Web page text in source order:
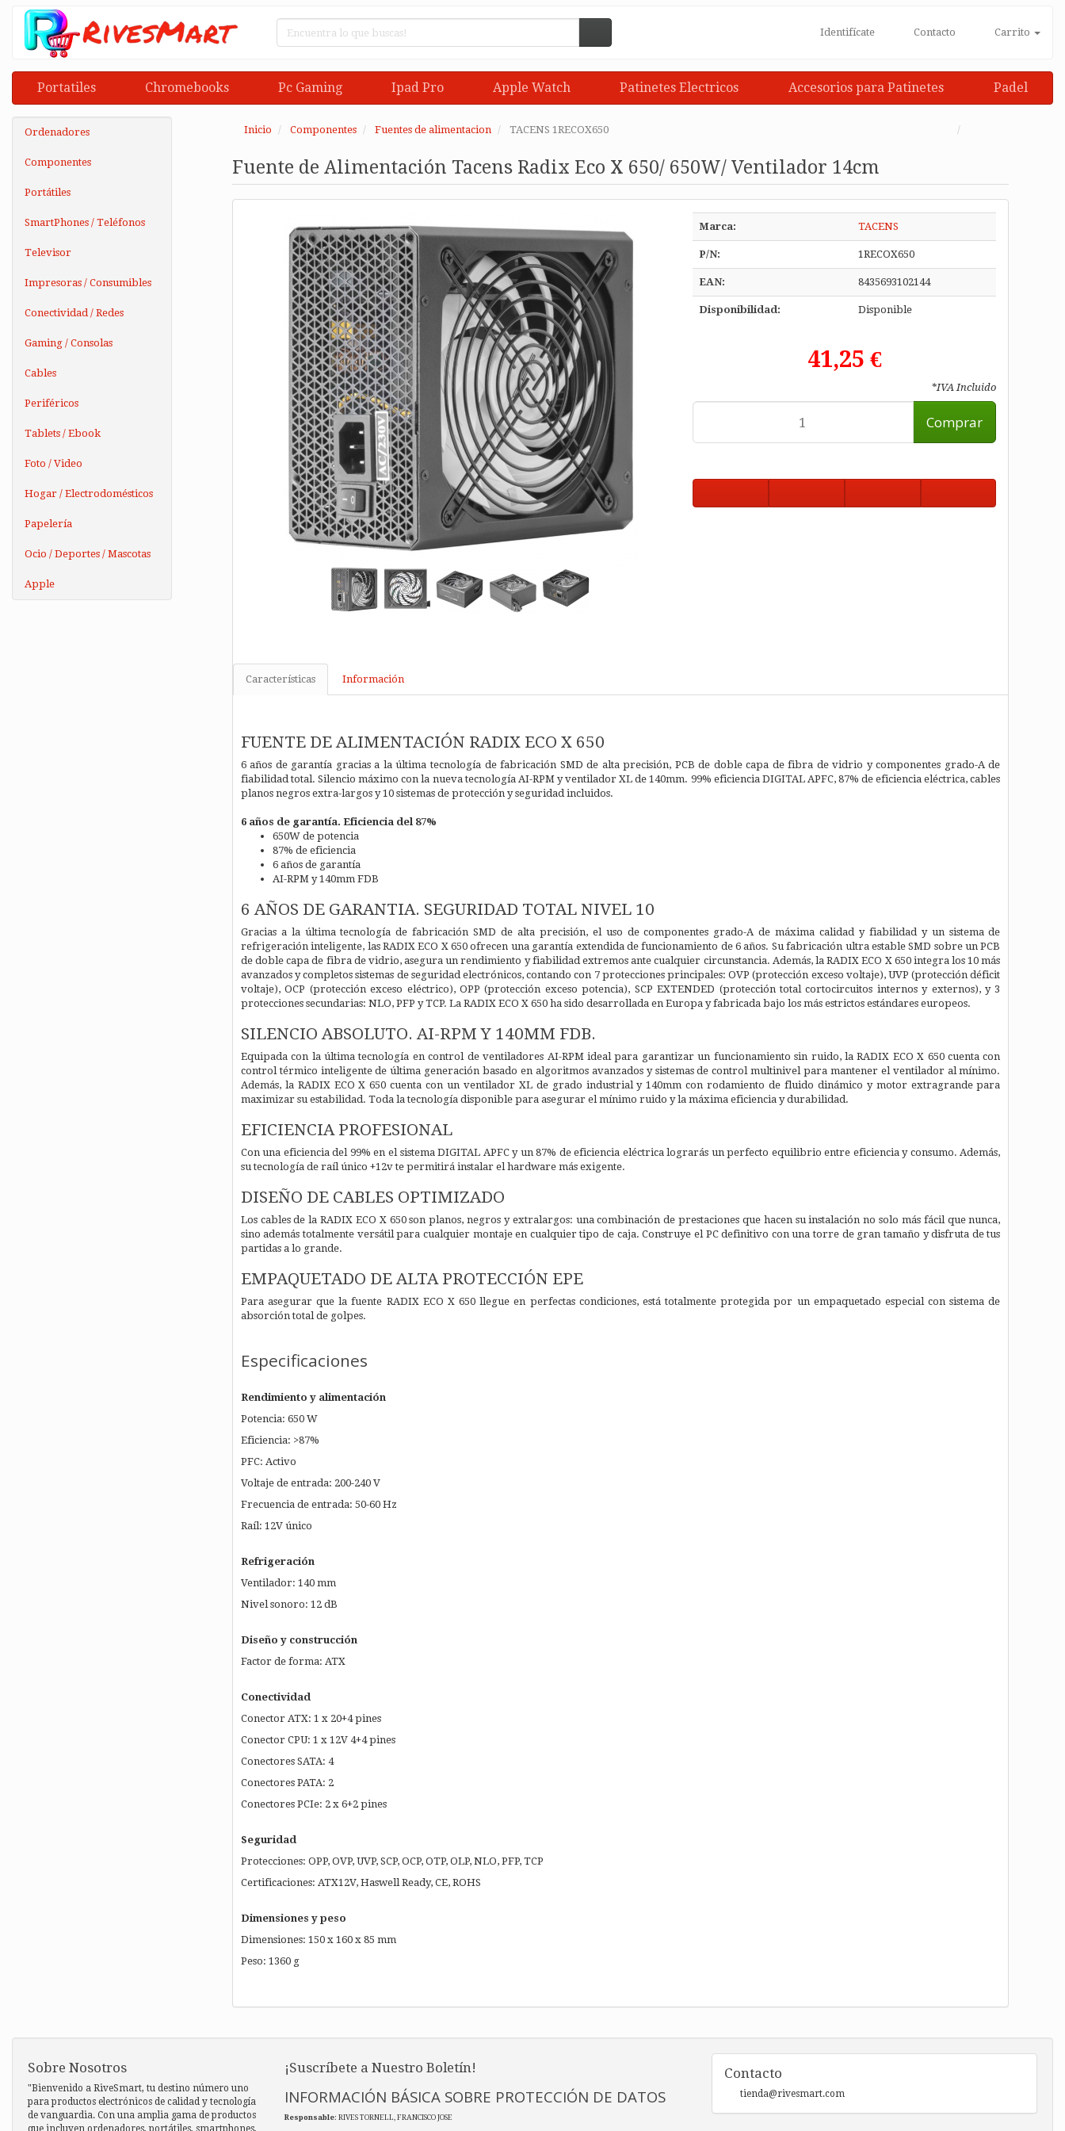
Identifícate Contacto Carrito
Portatiles Chromebooks Pc Gaming Ipad Pro Apple Watch Patinetes Electricos Accesorios para Patinetes Padel
Ordenadores
Componentes
Portátiles
SmartPhones / Teléfonos
Televisor
Impresoras / Consumibles
Conectividad / Redes
Gaming / Consolas
Cables
Periféricos
Tablets / Ebook
Foto / Video
Hogar / Electrodomésticos
Papelería
Ocio / Deportes / Mascotas
Apple
Inicio Componentes Fuentes de alimentacion TACENS 1RECOX650
Fuente de Alimentación Tacens Radix Eco X 650/ 650W/ Ventilador 14cm
Marca: TACENS
P/N: 1RECOX650
EAN: 8435693102144
Disponibilidad: Disponible
41,25 €
*IVA Incluido
Comprar
Características Información
FUENTE DE ALIMENTACIÓN RADIX ECO X 650
6 años de garantía gracias a la última tecnología de fabricación SMD de alta precisión, PCB de doble capa de fibra de vidrio y componentes grado-A de
fiabilidad total. Silencio máximo con la nueva tecnología AI-RPM y ventilador XL de 140mm. 99% eficiencia DIGITAL APFC, 87% de eficiencia eléctrica, cables
planos negros extra-largos y 10 sistemas de protección y seguridad incluidos.
6 años de garantía. Eficiencia del 87%
650W de potencia
87% de eficiencia
6 años de garantía
AI-RPM y 140mm FDB
6 AÑOS DE GARANTIA. SEGURIDAD TOTAL NIVEL 10
Gracias a la última tecnología de fabricación SMD de alta precisión, el uso de componentes grado-A de máxima calidad y fiabilidad y un sistema de
refrigeración inteligente, las RADIX ECO X 650 ofrecen una garantía extendida de funcionamiento de 6 años. Su fabricación ultra estable SMD sobre un PCB
de doble capa de fibra de vidrio, asegura un rendimiento y fiabilidad extremos ante cualquier circunstancia. Además, la RADIX ECO X 650 integra los 10 más
avanzados y completos sistemas de seguridad electrónicos, contando con 7 protecciones principales: OVP (protección exceso voltaje), UVP (protección déficit
voltaje), OCP (protección exceso eléctrico), OPP (protección exceso potencia), SCP EXTENDED (protección total cortocircuitos internos y externos), y 3
protecciones secundarias: NLO, PFP y TCP. La RADIX ECO X 650 ha sido desarrollada en Europa y fabricada bajo los más estrictos estándares europeos.
SILENCIO ABSOLUTO. AI-RPM Y 140MM FDB.
Equipada con la última tecnología en control de ventiladores AI-RPM ideal para garantizar un funcionamiento sin ruido, la RADIX ECO X 650 cuenta con
control térmico inteligente de última generación basado en algoritmos avanzados y sistemas de control multinivel para mantener el ventilador al mínimo.
Además, la RADIX ECO X 650 cuenta con un ventilador XL de grado industrial y 140mm con rodamiento de fluido dinámico y motor extragrande para
maximizar su estabilidad. Toda la tecnología disponible para asegurar el mínimo ruido y la máxima eficiencia y durabilidad.
EFICIENCIA PROFESIONAL
Con una eficiencia del 99% en el sistema DIGITAL APFC y un 87% de eficiencia eléctrica lograrás un perfecto equilibrio entre eficiencia y consumo. Además,
su tecnología de raíl único +12v te permitirá instalar el hardware más exigente.
DISEÑO DE CABLES OPTIMIZADO
Los cables de la RADIX ECO X 650 son planos, negros y extralargos: una combinación de prestaciones que hacen su instalación no solo más fácil que nunca,
sino además totalmente versátil para cualquier montaje en cualquier tipo de caja. Construye el PC definitivo con una torre de gran tamaño y disfruta de tus
partidas a lo grande.
EMPAQUETADO DE ALTA PROTECCIÓN EPE
Para asegurar que la fuente RADIX ECO X 650 llegue en perfectas condiciones, está totalmente protegida por un empaquetado especial con sistema de
absorción total de golpes.
Especificaciones
Rendimiento y alimentación
Potencia: 650 W
Eficiencia: >87%
PFC: Activo
Voltaje de entrada: 200-240 V
Frecuencia de entrada: 50-60 Hz
Raíl: 12V único
Refrigeración
Ventilador: 140 mm
Nivel sonoro: 12 dB
Diseño y construcción
Factor de forma: ATX
Conectividad
Conector ATX: 1 x 20+4 pines
Conector CPU: 1 x 12V 4+4 pines
Conectores SATA: 4
Conectores PATA: 2
Conectores PCIe: 2 x 6+2 pines
Seguridad
Protecciones: OPP, OVP, UVP, SCP, OCP, OTP, OLP, NLO, PFP, TCP
Certificaciones: ATX12V, Haswell Ready, CE, ROHS
Dimensiones y peso
Dimensiones: 150 x 160 x 85 mm
Peso: 1360 g
Sobre Nosotros
"Bienvenido a RiveSmart, tu destino número uno
para productos electrónicos de calidad y tecnología
de vanguardia. Con una amplia gama de productos
¡Suscríbete a Nuestro Boletín!
INFORMACIÓN BÁSICA SOBRE PROTECCIÓN DE DATOS
Responsable: RIVES TORNELL, FRANCISCO JOSE
Contacto
tienda@rivesmart.com